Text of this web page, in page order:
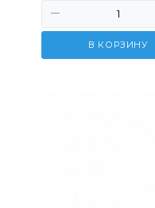
В КОРЗИНУ